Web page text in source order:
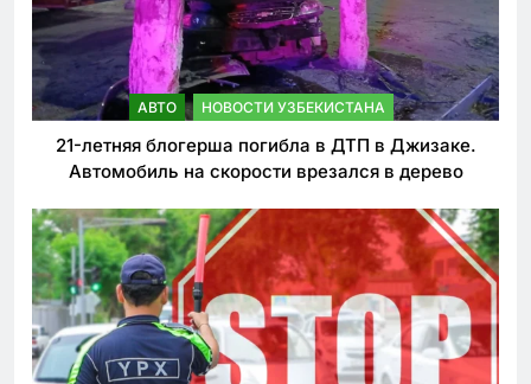
АВТО НОВОСТИ УЗБЕКИСТАНА
21-летняя блогерша погибла в ДТП в Джизаке.
Автомобиль на скорости врезался в дерево